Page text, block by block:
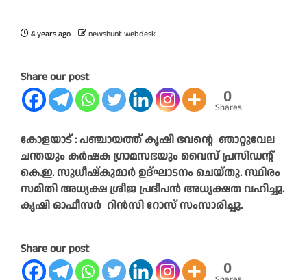
4 years ago newshunt webdesk
Share our post
0
Shares
കോളയാട് : പഞ്ചായത്ത് കൃഷി ഭവന്റെ ഞാറ്റുവേല
ചന്തയും കർഷക ഗ്രാമസഭയും വൈസ് പ്രസിഡന്റ്‌
കെ.ഇ. സുധീഷ്കുമാർ ഉദ്ഘാടനം ചെയ്തു. സ്ഥിരം
സമിതി അധ്യക്ഷ ശ്രീജ പ്രദീപൻ അധ്യക്ഷത വഹിച്ചു.
കൃഷി ഓഫീസർ റിൻസി റോസ് സംസാരിച്ചു.
Share our post
0